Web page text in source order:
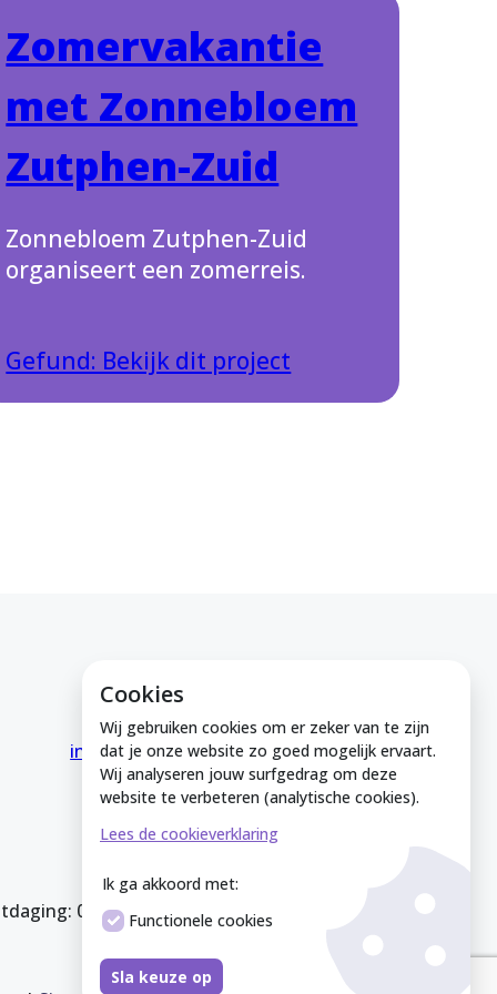
Cookies
Wij gebruiken cookies om er zeker van te zijn
dat je onze website zo goed mogelijk ervaart.
Wij analyseren jouw surfgedrag om deze
website te verbeteren (analytische cookies).
Lees de cookieverklaring
Ik ga akkoord met:
Functionele cookies
Sla keuze op
Zomervakantie
met Zonnebloem
Zutphen-Zuid
Zonnebloem Zutphen-Zuid
organiseert een zomerreis.
Gefund: Bekijk dit project
E-mail ons
info@medeinzutphen.nl
08212926